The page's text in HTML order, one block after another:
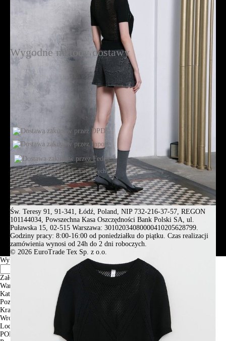
Wygodne metody dostawy
Jesteśmy w sieciach społecznościowych
Św. Teresy 91, 91-341, Łódź, Poland, NIP 732-216-37-57, REGON
101144034, Powszechna Kasa Oszczędności Bank Polski SA, ul.
Puławska 15, 02-515 Warszawa: 30102034080000410205628799.
Godziny pracy: 8:00-16:00 od poniedziałku do piątku. Czas realizacji
zamówienia wynosi od 24h do 2 dni roboczych.
© 2026 EuroTrade Tex Sp. z o.o.
Wybierz miasta
Założenia
Warszawa
Katowice
Poznan
Krakow
Wroclaw
Lodz
PODGLĄD